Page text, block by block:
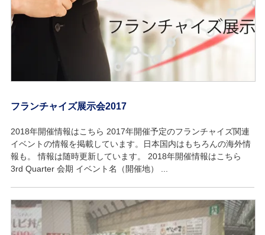
フランチャイズ展示会2017
2018年開催情報はこちら 2017年開催予定のフランチャイズ関連
イベントの情報を掲載しています。日本国内はもちろんの海外情
報も。 情報は随時更新しています。 2018年開催情報はこちら
3rd Quarter 会期 イベント名（開催地） ...